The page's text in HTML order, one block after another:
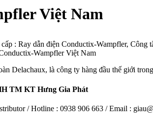
Việt Nam
: Ray dẫn điện Conductix-Wampfler,
Wampfler Việt Nam
Delachaux, là công ty hàng đầu thế giới
TM KT Hưng Gia Phát
/ Hotline : 0938 906 663 / Email :